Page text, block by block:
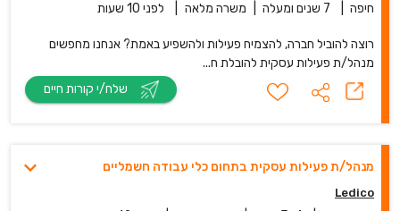
חיפה 7 שנים ומעלה משרה מלאה לפני 10 שעות
רוצה להוביל חברה, להצמיח פעילות ולהשפיע באמת? אנחנו מחפשים
מנהל/ת פעילות עסקית להובלת ח...
מנהל/ת פעילות עסקית בתחום כלי עבודה חשמליים
Ledico